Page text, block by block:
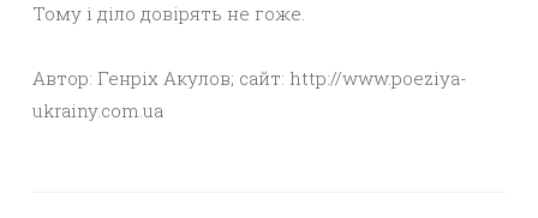
Тому і діло довірять не гоже.
Автор: Генріх Акулов; сайт: http://www.poeziya-
ukrainy.com.ua